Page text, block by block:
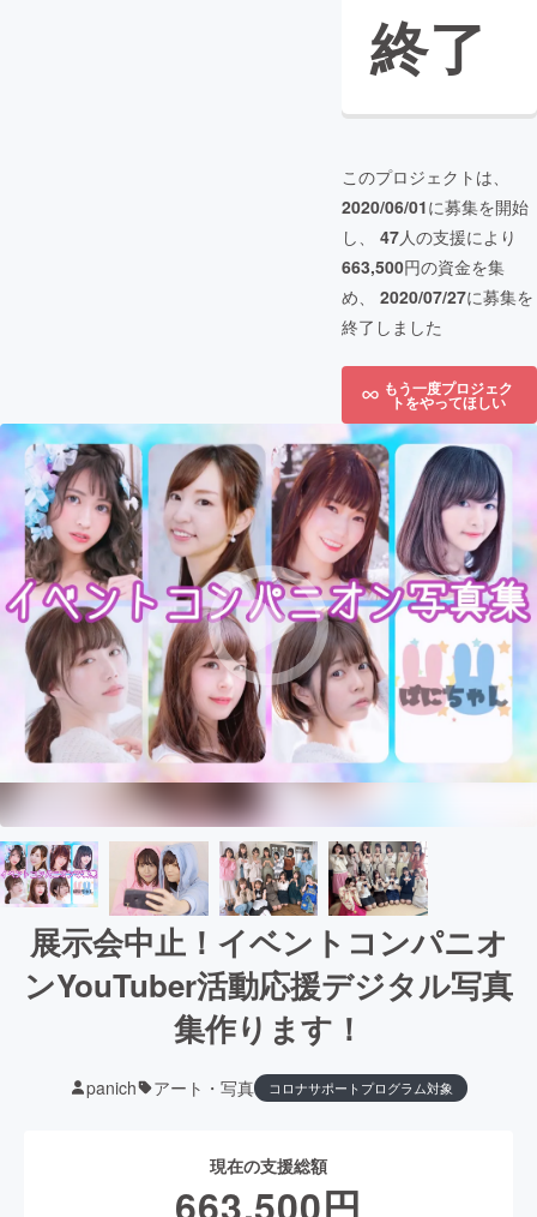
終了
このプロジェクトは、
2020/06/01に募集を開始
し、 47人の支援により
663,500円の資金を集
め、 2020/07/27に募集を
終了しました
もう一度プロジェク
トをやってほしい
展示会中止！イベントコンパニオ
ンYouTuber活動応援デジタル写真
集作ります！
panich アート・写真 コロナサポートプログラム対象
現在の支援総額